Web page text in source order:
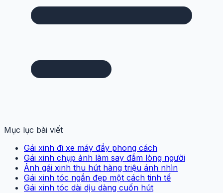
Mục lục bài viết
Gái xinh đi xe máy đầy phong cách
Gái xinh chụp ảnh làm say đắm lòng người
Ảnh gái xinh thu hút hàng triệu ánh nhìn
Gái xinh tóc ngắn đẹp một cách tinh tế
Gái xinh tóc dài dịu dàng cuốn hút